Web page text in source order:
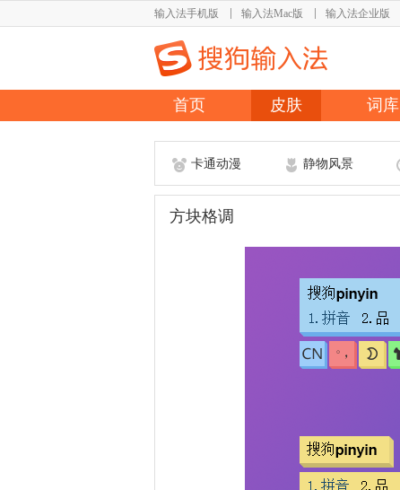
输入法手机版 输入法Mac版 输入法企业版
首页 皮肤 词库
卡通动漫 静物风景
方块格调